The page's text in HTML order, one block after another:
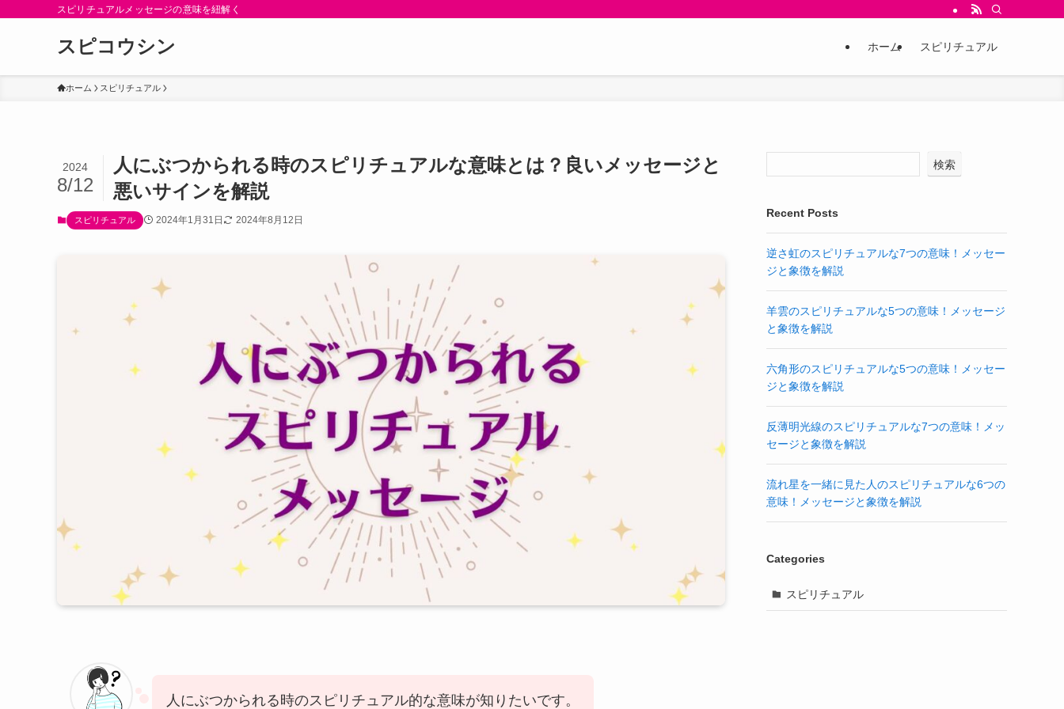
スピリチュアルメッセージの意味を紐解く
スピコウシン ホーム スピリチュアル
ホーム スピリチュアル
人にぶつかられる時のスピリチュアルな意味とは？良いメッセージと
悪いサインを解説
2024
8/12
スピリチュアル 2024年1月31日 2024年8月12日
人にぶつかられる時のスピリチュアル的な意味が知りたいです。
検索
Recent Posts
逆さ虹のスピリチュアルな7つの意味！メッセー
ジと象徴を解説
羊雲のスピリチュアルな5つの意味！メッセージ
と象徴を解説
六角形のスピリチュアルな5つの意味！メッセー
ジと象徴を解説
反薄明光線のスピリチュアルな7つの意味！メッ
セージと象徴を解説
流れ星を一緒に見た人のスピリチュアルな6つの
意味！メッセージと象徴を解説
Categories
スピリチュアル